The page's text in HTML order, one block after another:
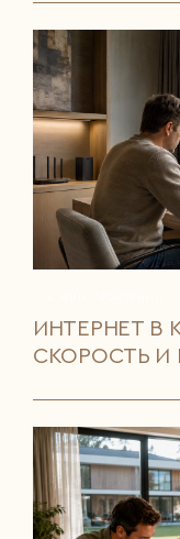
ИНТЕРНЕТ В
СКОРОСТЬ И